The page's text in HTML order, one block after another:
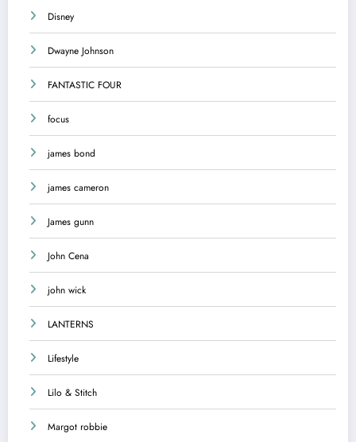
Disney
Dwayne Johnson
FANTASTIC FOUR
focus
james bond
james cameron
James gunn
John Cena
john wick
LANTERNS
Lifestyle
Lilo & Stitch
Margot robbie